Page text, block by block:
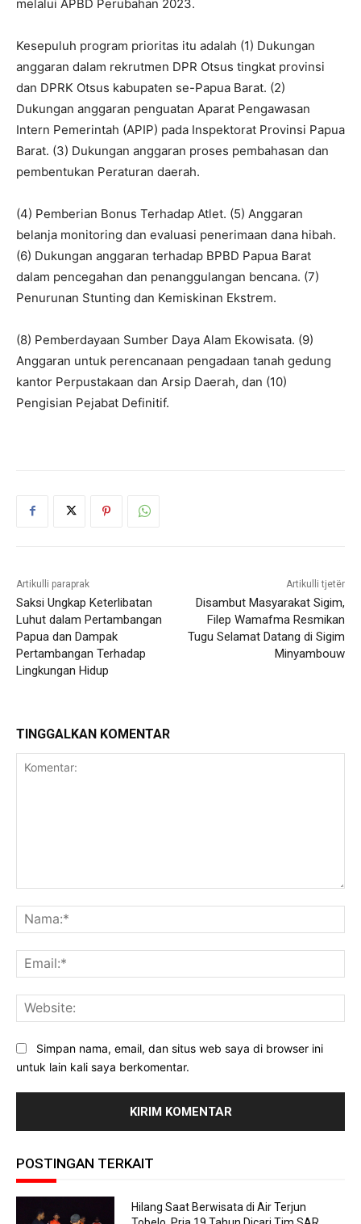
melalui APBD Perubahan 2023.
Kesepuluh program prioritas itu adalah (1) Dukungan
anggaran dalam rekrutmen DPR Otsus tingkat provinsi
dan DPRK Otsus kabupaten se-Papua Barat. (2)
Dukungan anggaran penguatan Aparat Pengawasan
Intern Pemerintah (APIP) pada Inspektorat Provinsi Papua
Barat. (3) Dukungan anggaran proses pembahasan dan
pembentukan Peraturan daerah.
(4) Pemberian Bonus Terhadap Atlet. (5) Anggaran
belanja monitoring dan evaluasi penerimaan dana hibah.
(6) Dukungan anggaran terhadap BPBD Papua Barat
dalam pencegahan dan penanggulangan bencana. (7)
Penurunan Stunting dan Kemiskinan Ekstrem.
(8) Pemberdayaan Sumber Daya Alam Ekowisata. (9)
Anggaran untuk perencanaan pengadaan tanah gedung
kantor Perpustakaan dan Arsip Daerah, dan (10)
Pengisian Pejabat Definitif.
Artikulli paraprak
Saksi Ungkap Keterlibatan
Luhut dalam Pertambangan
Papua dan Dampak
Pertambangan Terhadap
Lingkungan Hidup
Artikulli tjetër
Disambut Masyarakat Sigim,
Filep Wamafma Resmikan
Tugu Selamat Datang di Sigim
Minyambouw
TINGGALKAN KOMENTAR
Simpan nama, email, dan situs web saya di browser ini
untuk lain kali saya berkomentar.
POSTINGAN TERKAIT
Hilang Saat Berwisata di Air Terjun